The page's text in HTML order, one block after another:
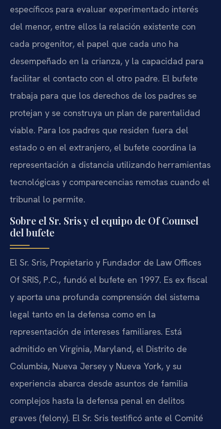
específicos para evaluar experimentado interés
del menor, entre ellos la relación existente con
cada progenitor, el papel que cada uno ha
desempeñado en la crianza, y la capacidad para
facilitar el contacto con el otro padre. El bufete
trabaja para que los derechos de los padres se
protejan y se construya un plan de parentalidad
viable. Para los padres que residen fuera del
estado o en el extranjero, el bufete coordina la
representación a distancia utilizando herramientas
tecnológicas y comparecencias remotas cuando el
tribunal lo permite.
Sobre el Sr. Sris y el equipo de Of Counsel
del bufete
El Sr. Sris, Propietario y Fundador de Law Offices
Of SRIS, P.C., fundó el bufete en 1997. Es ex fiscal
y aporta una profunda comprensión del sistema
legal tanto en la defensa como en la
representación de intereses familiares. Está
admitido en Virginia, Maryland, el Distrito de
Columbia, Nueva Jersey y Nueva York, y su
experiencia abarca desde asuntos de familia
complejos hasta la defensa penal en delitos
graves (felony). El Sr. Sris testificó ante el Comité